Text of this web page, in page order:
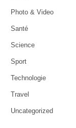
Photo & Video
Santé
Science
Sport
Technologie
Travel
Uncategorized